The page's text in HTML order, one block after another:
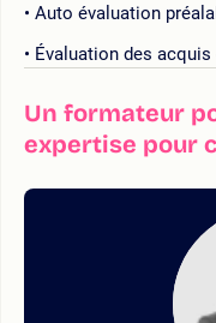
Auto évaluation
Évaluation des
Un formateur
expertise pour